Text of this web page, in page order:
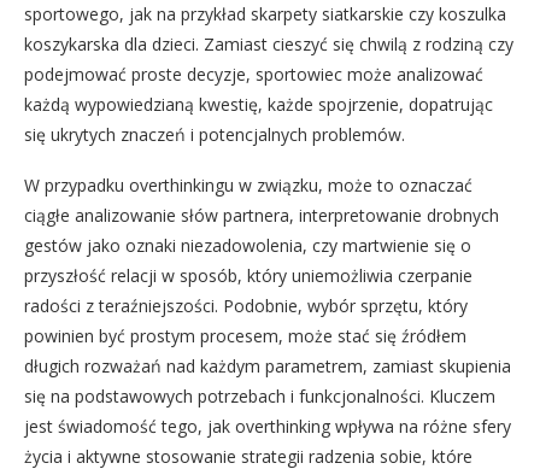
sportowego, jak na przykład skarpety siatkarskie czy koszulka
koszykarska dla dzieci. Zamiast cieszyć się chwilą z rodziną czy
podejmować proste decyzje, sportowiec może analizować
każdą wypowiedzianą kwestię, każde spojrzenie, dopatrując
się ukrytych znaczeń i potencjalnych problemów.
W przypadku overthinkingu w związku, może to oznaczać
ciągłe analizowanie słów partnera, interpretowanie drobnych
gestów jako oznaki niezadowolenia, czy martwienie się o
przyszłość relacji w sposób, który uniemożliwia czerpanie
radości z teraźniejszości. Podobnie, wybór sprzętu, który
powinien być prostym procesem, może stać się źródłem
długich rozważań nad każdym parametrem, zamiast skupienia
się na podstawowych potrzebach i funkcjonalności. Kluczem
jest świadomość tego, jak overthinking wpływa na różne sfery
życia i aktywne stosowanie strategii radzenia sobie, które